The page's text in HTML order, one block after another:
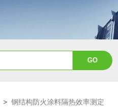
>钢结构防火涂料隔热效率测定